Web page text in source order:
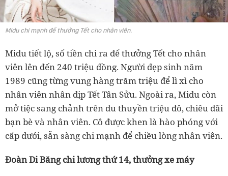
Midu chi mạnh để thưởng Tết cho nhân viên.
Midu tiết lộ, số tiền chi ra để thưởng Tết cho nhân
viên lên đến 240 triệu đồng. Người đẹp sinh năm
1989 cũng từng vung hàng trăm triệu để lì xì cho
nhân viên nhân dịp Tết Tân Sửu. Ngoài ra, Midu còn
mở tiệc sang chảnh trên du thuyền triệu đô, chiêu đãi
bạn bè và nhân viên. Cô được khen là hào phóng với
cấp dưới, sẵn sàng chi mạnh để chiều lòng nhân viên.
Đoàn Di Băng chi lương thứ 14, thưởng xe máy